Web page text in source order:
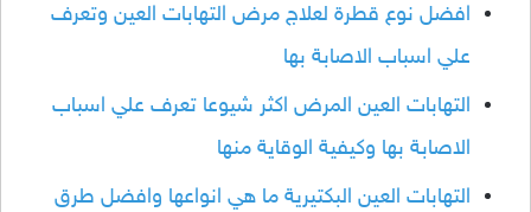
افضل نوع قطرة لعلاج مرض التهابات العين وتعرف
علي اسباب الاصابة بها
التهابات العين المرض اكثر شيوعا تعرف علي اسباب
الاصابة بها وكيفية الوقاية منها
التهابات العين البكتيرية ما هي انواعها وافضل طرق